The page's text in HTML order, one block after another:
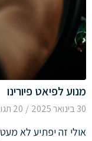
מנוע לפיאט פיורינו
30 בינואר 2025 / 20 תגובות
אולי זה יפתיע לא